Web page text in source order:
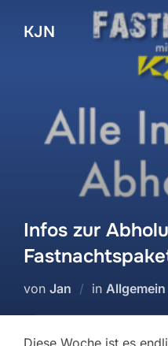
InhaltKJN
Infos zur
von Jan in Allgemein
Diese Woche ist es